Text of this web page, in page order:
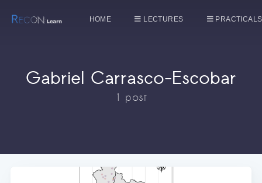
HOME LECTURES PRACTICALS
Gabriel Carrasco-Escobar
1 post